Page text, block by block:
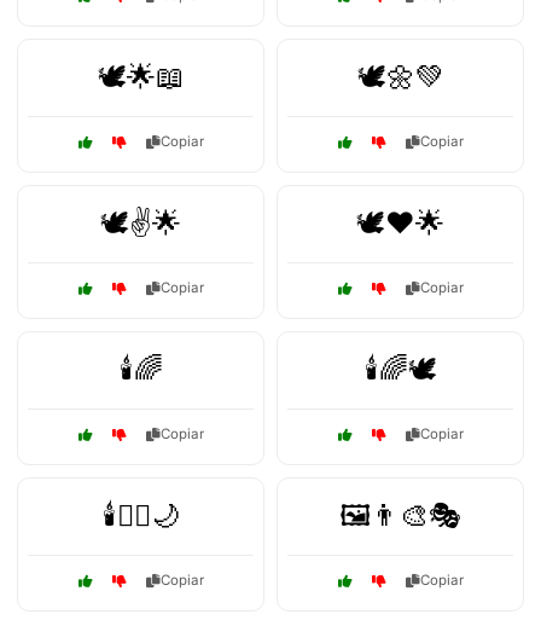
🕊️🌟📖
Copiar
🕊️🌼💚
Copiar
🕊️✌️🌟
Copiar
🕊️❤️🌟
Copiar
🕯️🌈
Copiar
🕯️🌈🕊️
Copiar
🕯️🧘‍♂️🌙
Copiar
🖼️👨‍🎨🎭
Copiar